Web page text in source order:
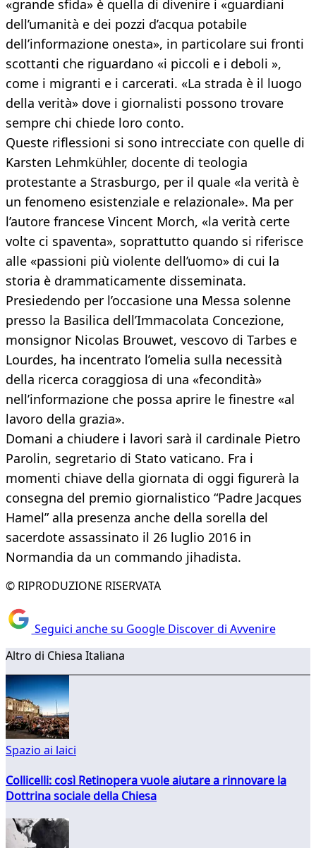
«grande sfida» è quella di divenire i «guardiani
dell’umanità e dei pozzi d’acqua potabile
dell’informazione onesta», in particolare sui fronti
scottanti che riguardano «i piccoli e i deboli »,
come i migranti e i carcerati. «La strada è il luogo
della verità» dove i giornalisti possono trovare
sempre chi chiede loro conto.
Queste riflessioni si sono intrecciate con quelle di
Karsten Lehmkühler, docente di teologia
protestante a Strasburgo, per il quale «la verità è
un fenomeno esistenziale e relazionale». Ma per
l’autore francese Vincent Morch, «la verità certe
volte ci spaventa», soprattutto quando si riferisce
alle «passioni più violente dell’uomo» di cui la
storia è drammaticamente disseminata.
Presiedendo per l’occasione una Messa solenne
presso la Basilica dell’Immacolata Concezione,
monsignor Nicolas Brouwet, vescovo di Tarbes e
Lourdes, ha incentrato l’omelia sulla necessità
della ricerca coraggiosa di una «fecondità»
nell’informazione che possa aprire le finestre «al
lavoro della grazia».
Domani a chiudere i lavori sarà il cardinale Pietro
Parolin, segretario di Stato vaticano. Fra i
momenti chiave della giornata di oggi figurerà la
consegna del premio giornalistico “Padre Jacques
Hamel” alla presenza anche della sorella del
sacerdote assassinato il 26 luglio 2016 in
Normandia da un commando jihadista.
© RIPRODUZIONE RISERVATA
Seguici anche su Google Discover di Avvenire
Altro di Chiesa Italiana
Spazio ai laici
Collicelli: così Retinopera vuole aiutare a rinnovare la
Dottrina sociale della Chiesa